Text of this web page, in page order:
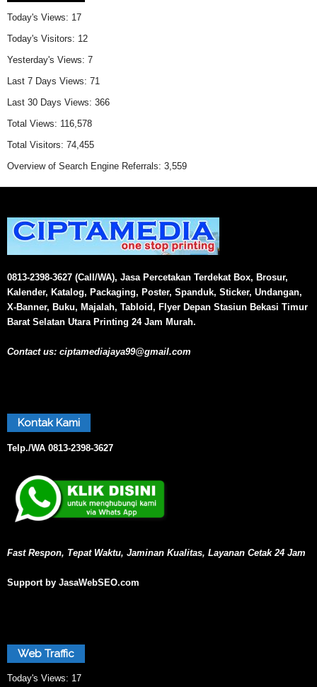
Today's Views: 17
Today's Visitors: 12
Yesterday's Views: 7
Last 7 Days Views: 71
Last 30 Days Views: 366
Total Views: 116,578
Total Visitors: 74,455
Overview of Search Engine Referrals: 3,559
0813-2398-3627 (Call/WA), Jasa Percetakan Terdekat Box, Brosur,
Kalender, Katalog, Packaging, Poster, Spanduk, Sticker, Undangan,
X-Banner, Buku, Majalah, Tabloid, Flyer Depan Stasiun Bekasi Timur
Barat Selatan Utara Printing 24 Jam Murah.
Contact us: ciptamediajaya99@gmail.com
Kontak Kami
Telp./WA 0813-2398-3627
Fast Respon, Tepat Waktu, Jaminan Kualitas, Layanan Cetak 24 Jam
Support by JasaWebSEO.com
Web Traffic
Today's Views: 17